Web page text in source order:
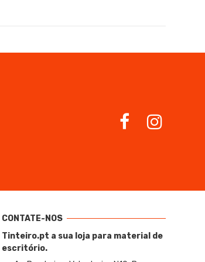
CONTATE-NOS
Tinteiro.pt a sua loja para material de
escritório.